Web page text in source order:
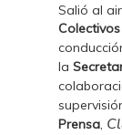
Salió al
Colectivos
la
Prensa,